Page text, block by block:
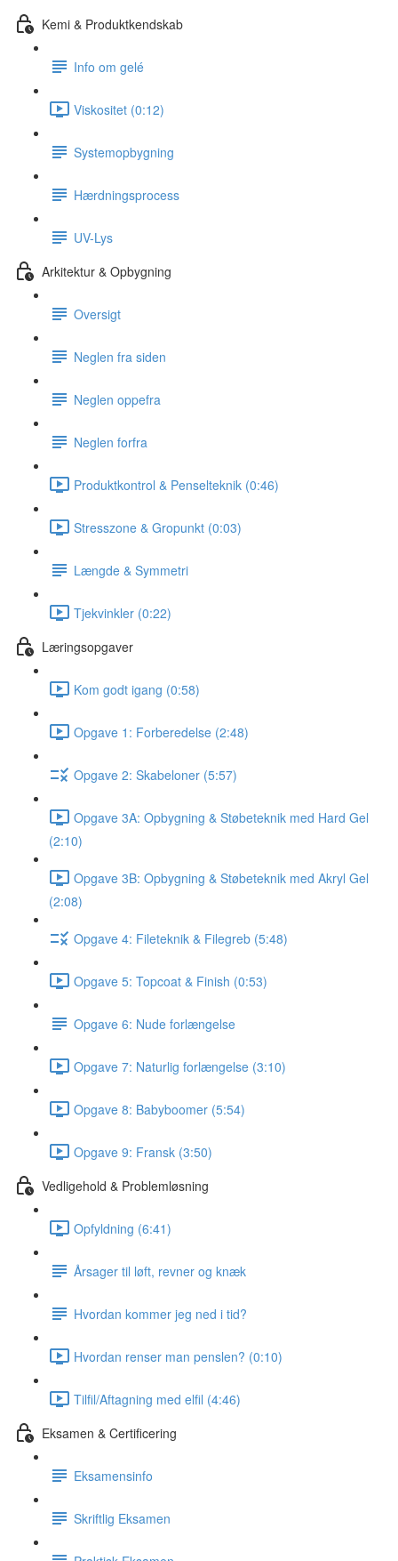
Kemi & Produktkendskab
Info om gelé
Viskositet (0:12)
Systemopbygning
Hærdningsprocess
UV-Lys
Arkitektur & Opbygning
Oversigt
Neglen fra siden
Neglen oppefra
Neglen forfra
Produktkontrol & Penselteknik (0:46)
Stresszone & Gropunkt (0:03)
Længde & Symmetri
Tjekvinkler (0:22)
Læringsopgaver
Kom godt igang (0:58)
Opgave 1: Forberedelse (2:48)
Opgave 2: Skabeloner (5:57)
Opgave 3A: Opbygning & Støbeteknik med Hard Gel
(2:10)
Opgave 3B: Opbygning & Støbeteknik med Akryl Gel
(2:08)
Opgave 4: Fileteknik & Filegreb (5:48)
Opgave 5: Topcoat & Finish (0:53)
Opgave 6: Nude forlængelse
Opgave 7: Naturlig forlængelse (3:10)
Opgave 8: Babyboomer (5:54)
Opgave 9: Fransk (3:50)
Vedligehold & Problemløsning
Opfyldning (6:41)
Årsager til løft, revner og knæk
Hvordan kommer jeg ned i tid?
Hvordan renser man penslen? (0:10)
Tilfil/Aftagning med elfil (4:46)
Eksamen & Certificering
Eksamensinfo
Skriftlig Eksamen